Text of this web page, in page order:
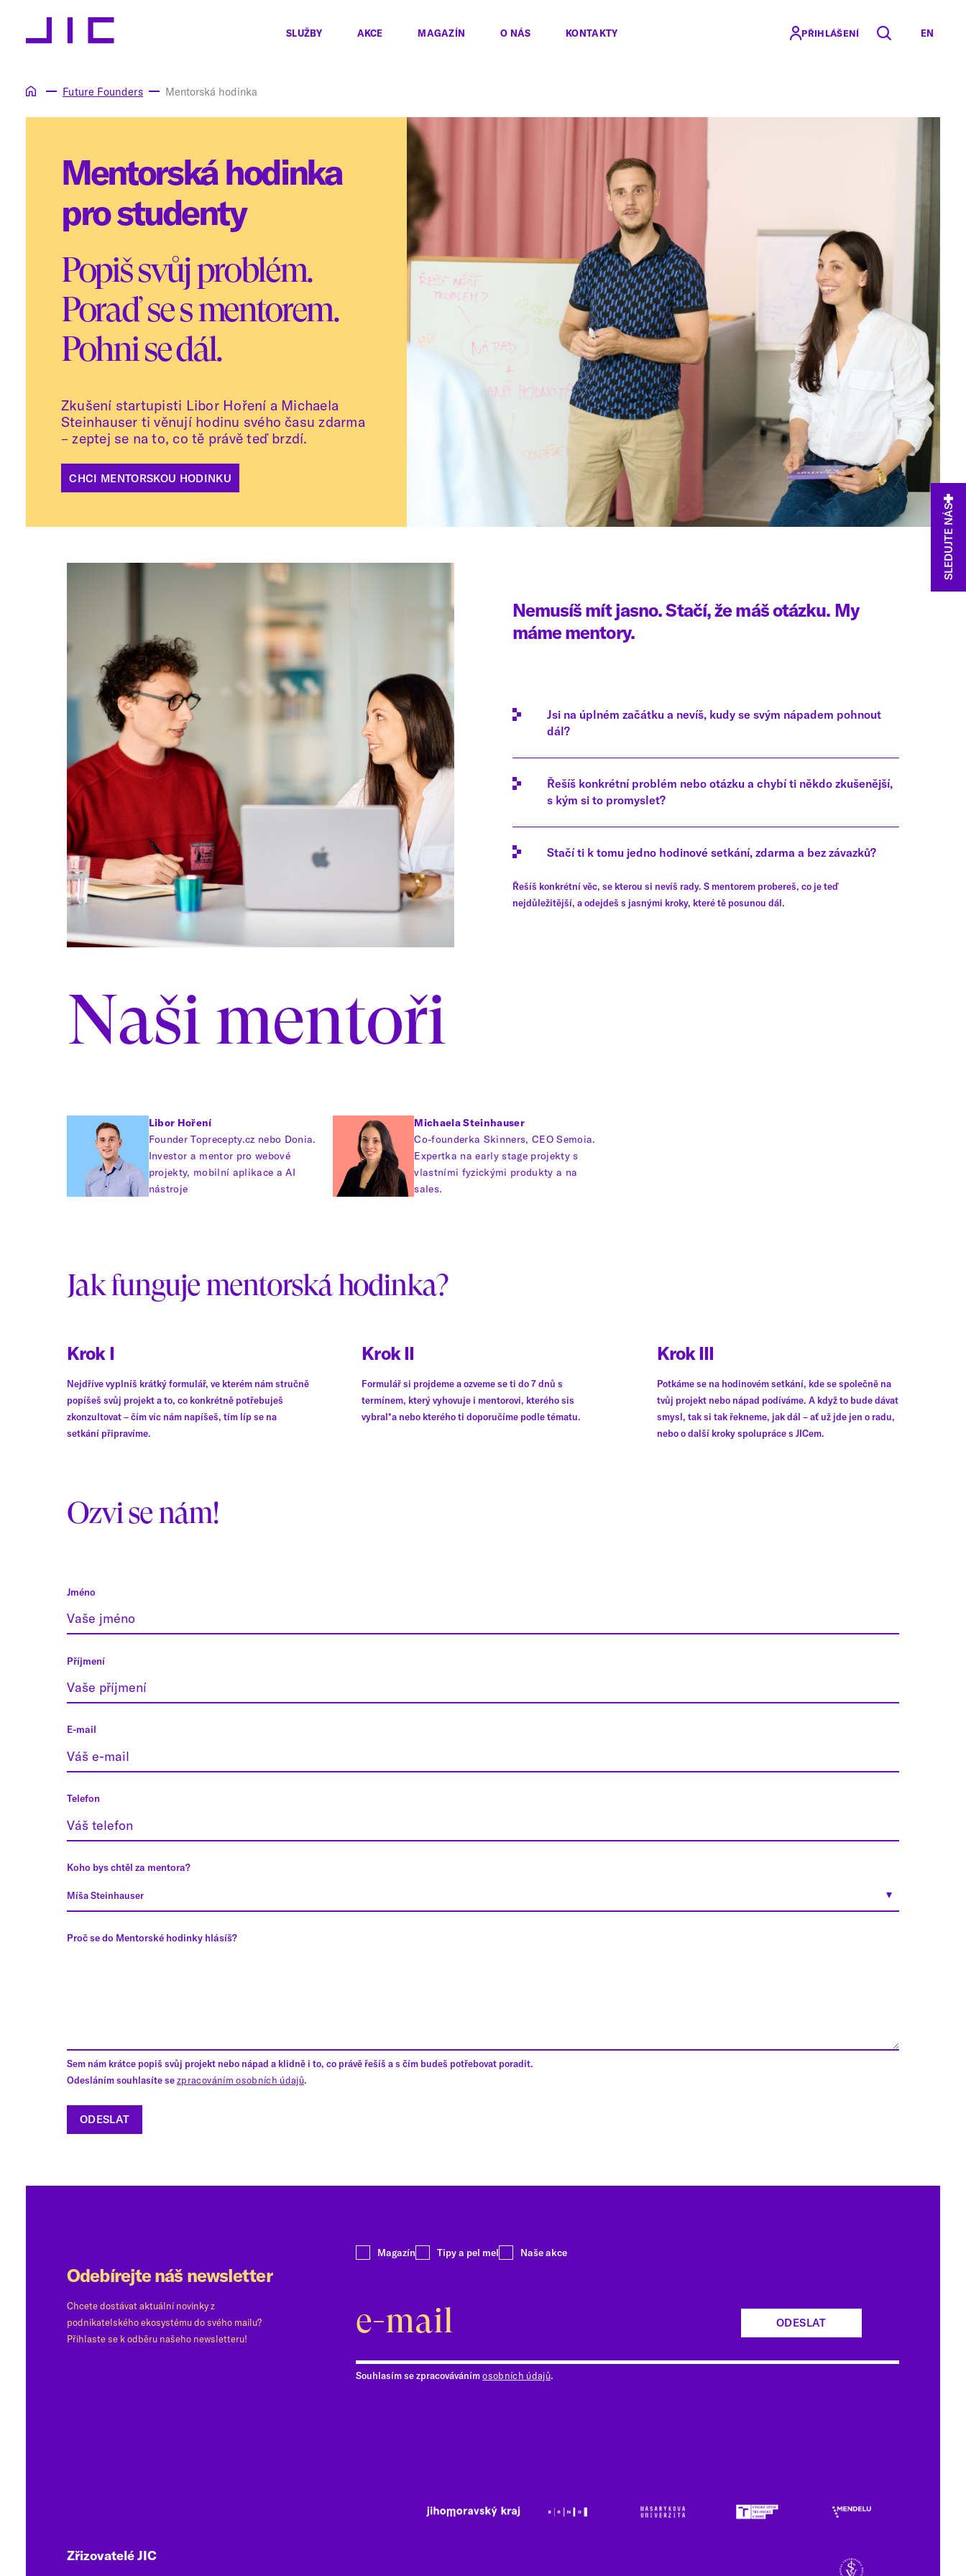
SLUŽBY AKCE MAGAZÍN O NÁS KONTAKTY PŘIHLÁŠENÍ EN
Future Founders Mentorská hodinka
Mentorská hodinka
pro studenty
Popiš svůj problém.
Poraď se s mentorem.
Pohni se dál.
Zkušení startupisti Libor Hoření a Michaela
Steinhauser ti věnují hodinu svého času zdarma
– zeptej se na to, co tě právě teď brzdí.
CHCI MENTORSKOU HODINKU
Nemusíš mít jasno. Stačí, že máš otázku. My
máme mentory.
Jsi na úplném začátku a nevíš, kudy se svým nápadem pohnout
dál?
Řešíš konkrétní problém nebo otázku a chybí ti někdo zkušenější,
s kým si to promyslet?
Stačí ti k tomu jedno hodinové setkání, zdarma a bez závazků?
Řešíš konkrétní věc, se kterou si nevíš rady. S mentorem probereš, co je teď
nejdůležitější, a odejdeš s jasnými kroky, které tě posunou dál.
Naši mentoři
Libor Hoření
Founder Toprecepty.cz nebo Donia.
Investor a mentor pro webové
projekty, mobilní aplikace a AI
nástroje
Michaela Steinhauser
Co-founderka Skinners, CEO Semoia.
Expertka na early stage projekty s
vlastními fyzickými produkty a na
sales.
Jak funguje mentorská hodinka?
Krok I
Nejdříve vyplníš krátký formulář, ve kterém nám stručně
popíšeš svůj projekt a to, co konkrétně potřebuješ
zkonzultovat – čím víc nám napíšeš, tím líp se na
setkání připravíme.
Krok II
Formulář si projdeme a ozveme se ti do 7 dnů s
termínem, který vyhovuje i mentorovi, kterého sis
vybral*a nebo kterého ti doporučíme podle tématu.
Krok III
Potkáme se na hodinovém setkání, kde se společně na
tvůj projekt nebo nápad podíváme. A když to bude dávat
smysl, tak si tak řekneme, jak dál – ať už jde jen o radu,
nebo o další kroky spolupráce s JICem.
Ozvi se nám!
Jméno
Příjmení
E-mail
Telefon
Koho bys chtěl za mentora?
Míša Steinhauser
Proč se do Mentorské hodinky hlásíš?
Sem nám krátce popiš svůj projekt nebo nápad a klidně i to, co právě řešíš a s čím budeš potřebovat poradit.
Odesláním souhlasíte sezpracováním osobních údajů.
ODESLAT
SLEDUJTE NÁS
Odebírejte náš newsletter
Chcete dostávat aktuální novinky z
podnikatelského ekosystému do svého mailu?
Přihlaste se k odběru našeho newsletteru!
Magazín Tipy a pel mel Naše akce
ODESLAT
Souhlasím se zpracovávánímosobních údajů.
Zřizovatelé JIC